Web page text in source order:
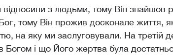
відносини з людьми, тому Він знайшов
Бог, тому Він прожив досконале життя,
на яку ми заслуговували. На третій
Богом і що Його жертва була